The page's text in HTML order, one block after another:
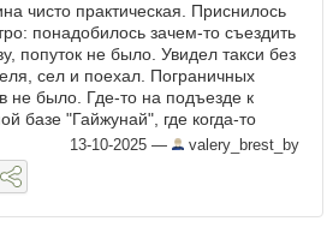
чисто практическая. Приснилось
понадобилось зачем-то съездить
попуток не было. Увидел такси без
сел и поехал. Пограничных
не было. Где-то на подъезде к
базе "Гайжунай", где когда-то
в ВДВ, дорогу перегородила
танков, а ...
13-10-2025 — valery_brest_by